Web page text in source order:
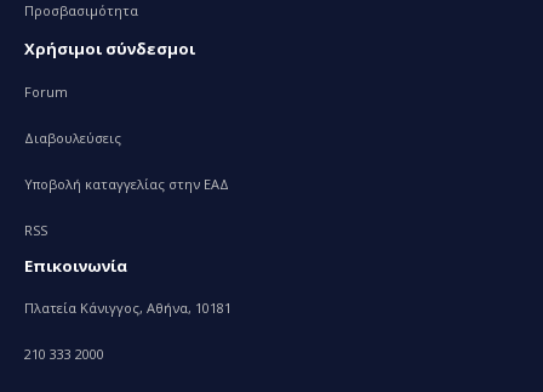
Προσβασιμότητα
Χρήσιμοι σύνδεσμοι
Forum
Διαβουλεύσεις
Υποβολή καταγγελίας στην ΕΑΔ
RSS
Επικοινωνία
Πλατεία Κάνιγγος, Αθήνα, 10181
210 333 2000